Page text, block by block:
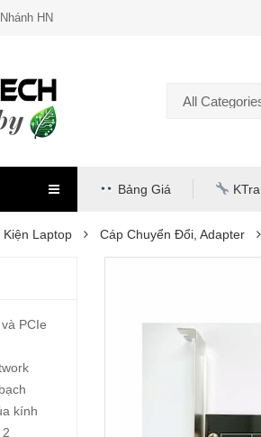
HN
All
Bảng Giá
Kiện Laptop Cáp Chuyển Đổi, Adapter
PCIe
kính